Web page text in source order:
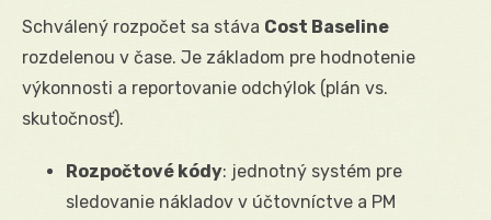
Schválený rozpočet sa stáva Cost Baseline
rozdelenou v čase. Je základom pre hodnotenie
výkonnosti a reportovanie odchýlok (plán vs.
skutočnosť).
Rozpočtové kódy: jednotný systém pre
sledovanie nákladov v účtovníctve a PM